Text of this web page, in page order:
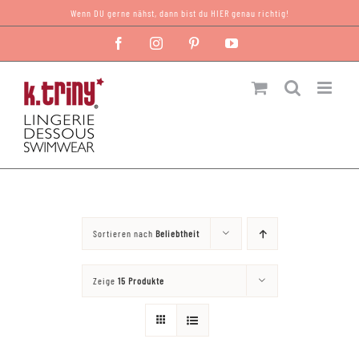
Inhalt
Wenn DU gerne nähst, dann bist du HIER genau richtig!
FacebookInstagramPinterest
Sortieren nach Beliebtheit
Zeige 15 Produkte